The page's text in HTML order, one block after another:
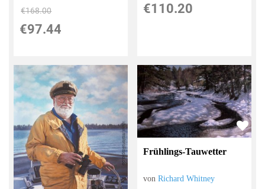
€168.00
€97.44
€110.20
Frühlings-Tauwetter
vonRichard Whitney